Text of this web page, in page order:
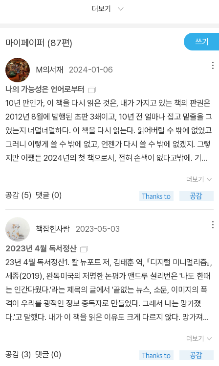
본주의 사회의 내적 본질을 구성하는 자본이라고 하는 ‘실재’(the Re
서 계급투쟁 혹은 계급적대를 주목해야 하고 또 그만큼 이론적으로나
실천적으로 그것을 중시해야 한다는 것이 바로 마르크스주의적 ‘교
의’의 핵심이다(마르크스에 따르면, 정치의 조건들은 역사의 “토
대”(base)나 “경제적 구조”(economic structure)로 특징지어진
다. 이러한 결정(determination)이 없다면 더 이상 고유한 의미의
마르크스주의 속에 있지 않은 것이라 해도 무방하다). 나아가 구성적
외부, 사회의 불가능성과 같은 라클라우/무페적 '실재'의 개념뿐만 아
니라 알튀세르/발리바르의 구조적 인과성, 즉 스스로를 부재화하는
원인, 정치의 세 개념(정치의 자율성, 타율성, 타율성의 타율성), 복잡
한 사회적 전체의 구조를 전제한 최종심급에서 경제의 과잉결정 등등
인 것 즉 경제의 정치에 대한 우위, 계급적대의 실재적 차원 등)의 문
제들을 인식하는 것이야말로 마르크스주의적 현실 이해의 기초라 할
수 있다. 하지만, 그러한 차원의 radical한 문제의식을 견지하는 것
이, 곧바로 정치적 과격주의나 성급한 행동주의를 지지하는 것으로
환원될 수는 없다. 오히려 radical한 사고, radical한 실천의 내용을
채워나가는데 있어 ‘점진적인 것’으로 지시되어 거부되던 마르크스주
의 외부의 사상 전통에서도 이제는 충분히 배울 것이 많아진 것이다.
따라서 사사키 아타루가 말하듯이, 진정으로 혁명적인 실천은 급진적
이냐, 점진적이냐, 또는 폭력적이냐 비폭력적이냐에 따라 좌우되는
것이 아니라, 얼마나 철저하고 얼마나 발본적이며 얼마나 총체적이냐
로 그 의미가 새롭게 규정되어야 한다. 그렇기에 문학이야말로 혁명
의 근원이라고 하는 저자의 주장이 담고 있는 진의를 우리는 충분히
공감할 수 있다. 저자가 문학으로부터의, 문학에 의한, 문학의 혁명을
이들에게서 추상으로의 전환은 기계 발명 이후 급속도로 달라진 일상
아직 드셀 무렵, 미국에서는 변기가 전시됐고 그건 아주 유명하다. 왜
일부 예술가들이 그 ‘변기’를 옹호하는 글을 언론에 투고했을까. 어디
서부터 진행된 일일까. 이렇게 묻고 보면 참 복잡한 현상이다. 지금의
우리야 쉽게 생각하고 웃을 수 있다. 변기라니. 이제 예술 앞에 ‘진
짜[real]’라는 전통의 권위가 붙게 됐다. 정크아트가 나온 건 이보다
조금 뒤의 일이지만, 사람들은 ‘진짜 예술’과 그렇지 않은 것 사이에
확연하게 드러나 있는 편견, 혹은 권위의 벽이 대체 무엇인가를 고민
해야 했다. 평론가들에게 이는 머리를 지끈지끈하게 만드는 문제였
다. 어느 편에 서야 하는지도 문제였으리라. 그런 와중에 아서 단토의
나는 예술의 ‘진화’이니 하는 것은 당치 않다고 생각한다. 예술을 유기
체에 빗대는 표현에는 다소 거부감이 있다. 예술가가 일정 부분 타문
화의 선례들, 혹은 다른 작가의 작품에서 영향을 받는 과정을 맥락의
소개 없이 보면 혁명적인 것으로 보이기도 하고, 단세포에서 다세포
로 ‘진화’하는 것처럼 보이기도 할 뿐이다. 예술 그 자체는 유기체가
아니다. 그런 비유로는 갑작스러운 변화를 설명하지 못한다. 아니, 제
대로 빗대어 표현할 수 있는 단어도 아니고. 그러나 이건 처음이었
다고 감히 말할 수 있다. 변기를 작품으로 내놓는 것은, 그리고 마그리
트나 워홀처럼 명백히 그것인 걸 앞에 두고 “그것이 아님.”이라는 제
목으로 관람자들을 혼란에 빠뜨린 것은. 이런 기현상의 충격에 평론
가들은 너도나도 ‘종말’이란 단어를 썼었다. 그보다 앞선 시대에는 러
“더 이상 우리 화가들은 그릴 것이 없다. 여기가 회화의 종착점이
다.”라고 했다. 나는 이를 ‘회화의 영도(zero degree)’라 기억한다.
한 “무지와 어리석음”의 상태여야 한다고 말한다.하지만 그것은 곧
일종의 자기 방어기제와 같아서, 다른 사람의 무의식이 투영된 생각
을 완전하게 읽는다면 내가 온전히 그 사람이 되어버리는 일이므로,
그렇게 한순간이라도 다른 사람의 꿈을 꾸는 일이 일어난다면 도저히
미치지 않을 도리가 없는 것이다. 진정한 의미에서 우리는 읽을 수 없
는 책을 끊임없이 읽고 있는 셈이다.사사키 아타루가 『잘라라, 기도하
는 그 손을』에서 언급하고 있는 ‘문학가’들은 모두 읽을 수 없는 책을
읽고서 다시 써낸 사람들이다. 그들은 읽어‘버렸으니’ 목숨 걸고 따르
지 않을 수 없었다. 혁명의 씨앗은 그렇게 싹튼다. 그들은 목숨이 붙어
있다면 읽고, 쓰고, 다시 읽고, 고쳐 쓰고……를 언제까지든 되풀이할
것이다. ‘문학을 읽는 것은 혁명이다’라는 행복하고 황홀한 등식은 이
체계적으로 설명할 재주는 없으므로, 사실 완전하게 읽어내지도 못했
으므로 그의 책을 직접 읽어보길. 아, 그의 말대로라면 아무리 노력해
도 읽을 수 없겠지만. 만약 읽는다면 미치겠지만).나는 버지니아 울프
가 말하는 ‘보통의 독자’ 수준에도 한참 미치지 못하는, 그저 흔해빠진
독자들 중 한 사람일 뿐이다. 사사키 아타루의 이 책이 특히 고마웠던
것은, 그동안 무용지물의 향락과 허영에 불과하다고 생각해 왔던 나
의 책 읽기도 380만 년이라는 영원과 같은 시간 안에서 세상을 변화
시키는 데 일조하고 있다는 희망을 품게 해주기 때문이다. 혁명처럼
거창한 말은 아스라하게 느껴지지만, 아무것도 바뀌지 않을 것 같은
세상에서 그 희망은 가슴을 뭉클하게 한다.
음을 선택하기를 저자의 말처럼 전체주의적 환상에서 벗어나 다시금
써내고 실제로 실천하는 과정을 통해서 맞닥뜨리게 되는 고독과 광기
를 찬미하며 읽는 것을 그리고 생각하고 쓰는 것을, 읽게 되어버림으
로써 그걸 읽어버렸음을 외치고 그렇기 때문에 그럴 수밖에 없게 되
어버리는 실천의 놀라움을 우리에게 말해주려고 하고 있다. 어떻게
본다면 무척 간단하고 어렵지 않게 느껴지는 것을 무척 진지하고 장
황하게 설명하고 있는 것 같기도 한데, 한편으로는 그렇게 생각되기
도 하지만 저자의 논의를 계속해서 따르게 된다면 읽음과 실천의 과
정이 얼마나 어마어마한 변화들을 만들어내게 되었는지 알게 되면서
읽는다는 것이 어떤 것인지 다시금 생각하게 되어버린다. 저자는 자
무함마드, 중세 해석자 혁명을 말하고 있는데, 혁명이라는 것이 우리
에게 익숙한 폭력을 동반한 피로 얼룩진 과정이 아닌 진정한 의미에
서의 혁명은 조그마한 변화들이 쌓여지며 엄청난-근본적인 변화를
말하는 것이라며 급격하고 격렬한 변화를 동반한 혁명에 대한 우리들
의 환상을 그리고 낭만을 조금은 바로잡아주며 읽음을 통해서 그리고
써내려가는 과정을 통해서 어떻게 혁명이 일어났는지를 상세하게 설
명해주고 있다. 마르틴 루터가 철저하게 성서를 읽고 또 읽는 과정을
그리고 그것을 베껴 쓰고 번역하면서 계속해서 되풀이하며 읽고 쓰는
과정을저자의 표현처럼 자신의 무의식을 쥐어뜯는 수준의 읽음을 통
해서 어떤 혁명-변화를 만들어내는지를 알아가면서 글이 갖고 있는
힘, 읽고 쓰고 그대로 행하고 그것에 대해서 말함을 통해서 어떤 거대
지금은 당연하게 받아들여지는 여러 근대적인 발상-생각들이 어떻게
만들어지게 되었는지를 파헤치며 혁명의 본질을 그리고 근대가 어떻
마음가짐을 배우지 않았을 뿐이다. 우리는 늘 하나의 거대한 도박과
패했다하더라도, 그렇다고 그대들 자신이 실패했다는 것일까?그리고
그대들 자신이 실패했다 하더라도, 그렇다고-인간이 실패했다는 것
일까? 그렇다면 좋다! 가자!높은 종족에 속할수록, 완성하는 일은 드
물다. 여기 있는그대들, 보다 높은 인간들이여! 그대들 모두가 충분히
완성되지 않은게아닐까?용기를 잃어서는 안 된다. 그게 무슨 상관이
란 말이냐! 많은것이 아직 가능하다. 그대들 자신에게 웃음을 퍼붓는
것을 배워라. 웃어야마땅한 것처럼 웃는 것을 배워라!그대들의 완성
이 불충분하거나 반쯤밖에완성하지 못했다고 하더라도 이상할 게 없
다. 그대들,반쯤 부서져버린 사람들이여!그대들 내부에서 밀치락달치
락하며 서로밀치지 않는가-인간의 ‘미래’가?인간이 도달할 수 있어야
그대들 항아리안에서 서로 부딪치며 부글거리고 있지 않은가.때로 항
아리가 부서지는 일이 있어도 이상할 게 없다. 그대들 자신에게 웃음
을 퍼붓는 것을 배워라. 웃어야 마땅한 것처럼 웃는 것을 배워라.보다
높은 인간들이여, 실로 많은 것이 아직 가능하다.」<차라투스트라는
이렇게 말했다> 프리드리히니체 지음/홍성광 옮김 (펭귄클래식)(44
2면)‘보다 높은 인간에 대하여’중 14-15 장 (사사키 아타루가 인용한
같은 부분)[14]「뛰어오르는 데 실패한 호랑이가 수줍고 부끄러워 어
찌할 바 모르는 것처럼, 그대들 보다 높은 인간들이여, 나는그대들이
슬그머니 옆으로 새려는 것을 자주 보았다. 그대들의 주사위가 잘못
던져진 것이다.하지만 그대들 주사위 놀이를 하는 자들이여, 그게 무
슨 상관이란 말인가! 그대들은놀이하고 조롱하는 방법을 배우지 못했
다. 우리는 언제나 놀이와 조롱을 위한 커다란 탁자에 앉아 있지 않은
가?그리고 그대들이 큰일을 그르쳤다면 그렇다고그대들 자신이 실패
더보기
마이페이퍼 (87편) 쓰기
M의서재 2024-01-06
나의 가능성은 언어로부터
10년 만인가, 이 책을 다시 읽은 것은, 내가 가지고 있는 책의 판권은
2012년 8월에 발행된 초판 3쇄이고, 10년 전 얼마나 접고 밑줄을 그
었는지 너덜너덜하다. 이 책을 다시 읽는다. 읽어버릴 수 밖에 없었고
그러니 이렇게 쓸 수 밖에 없고, 언젠가 다시 쓸 수 밖에 없겠지. 그렇
지만 어쨌든 2024년의 첫 책으로서, 전혀 손색이 없다고밖에. 기왕 1
저자 또한 카프카의 말을 인용하며 '초조한 것은 죄다'로 시작해 반복
해 말하기를 두려워하지 않는다고 하니 말이다.이 책을 처음 읽었을
때 정말 완전 몰입해서 읽었고 정신을 차릴수가 없었다.하지만 그의
글에 관해 쓰려고 하니 한 글자도 쓸 수가 없더라. 그래서 나는 몇 번
을 썼다가 지웠다가 썼다가 지웠다가, 다시 썼다가 지웠다가, 그렇게
그의 글을 숱하게 읽기만 하고 필사만 해댔다. 이번에 글을 쓰기로 결
심하면서 욕심을 내려놓는다. 잘 쓰려고 하는 욕심, 뭔가 잘난척 하고
싶은 마음, 나 이것도 알아, 내가 옳아 이런 마음을 내려놓는다. 그리
고 내려놓은 빈자리에 내가 감동깊었던 것을 잊지 않고 간직하고 싶
은 순수한 마음, 타인과 나누고 싶고 연결되는 가능성을 그 자리에 채
워놓는다. 이 책에서 내가 가장 좋았던 부분은 혁명의 본질에 대한 부
분과 루터, 그리고 마지막 장의 문맹률과 혁명에 대한 이야기를 다루
는 부분이다. 이 부분은 볼 때마다 가슴이 뛰는데, 우선은 혁명의 본질
더보기
공감 (5) 댓글 (0)
책잡힌사람 2023-05-03
2023년 4월 독서정산
23년 4월 독서정산1. 칼 뉴포트 저, 김태훈 역, 『디지털 미니멀리즘』,
세종(2019), 완독미국의 저명한 논평가 앤드루 설리번은 '나도 한때
는 인간다웠다.'라는 제목의 글에서 '끝없는 뉴스, 소문, 이미지의 폭
격이 우리를 광적인 정보 중독자로 만들었다. 그래서 나는 망가졌
다.'고 말했다. 내가 이 책을 읽은 이유도 크게 다르지 않다. 망가져서
기에 목숨이 달려있다고. 각종 디지털기기와 정보 중독에서 벗어나지
않으면 삶은 더 불행해질 거라고. 나쁘지 않았다. 도서관에서 빌려서
더보기
공감 (3) 댓글 (0)